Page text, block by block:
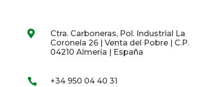

Ctra. Carboneras, Pol. Industrial La
Coronela 26 | Venta del Pobre | C.P.
04210 Almería | España
 +34 950 04 40 31